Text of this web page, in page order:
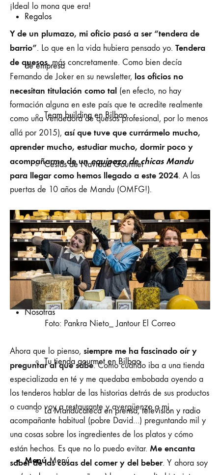
Regalos
de empresa
Team building en Bilbao
Cestas de Navidad Gourmet
Cestas Gourmet para empresas
Catas de queso para empresas en Bilbao
Nosotras
Tu tienda gourmet en Bilbao
La Manducateca en prensa, televisión y radio
Menú Menú
¡Ideal lo mona que era!
Y de un plumazo, mi oficio pasó a ser “tendera de
barrio”. Lo que en la vida hubiera pensado yo. Tendera
de quesos, más concretamente. Como bien decía
Fernando de Joker en su newsletter, los oficios no
necesitan titulación como tal (en efecto, no hay
formación alguna en este país que te acredite realmente
como una vendedora de quesos profesional, por lo menos
allá por 2015), así que tuve que currármelo mucho,
aprender mucho, estudiar mucho, dormir poco y
acompañarme de unequipazo de chicas Mandu
para llegar como hemos llegado a este 2024. A las
puertas de 10 años de Mandu (OMFG!).
Foto: Pankra Nieto_ Jantour El Correo
Ahora que lo pienso, siempre me ha fascinado oíry
preguntar al que sabe. Como cuando iba a una tienda
especializada en té y me quedaba embobada oyendo a
los tenderos hablar de las historias detrás de sus productos
o cuando voy a restaurante y avergüenzo a mi
acompañante habitual (pobre David…) preguntando mil y
una cosas sobre los ingredientes de los platos y cómo
están hechos. Es que no lo puedo evitar. Me encanta
saber de las cosas del comer y del beber. Y ahora soy